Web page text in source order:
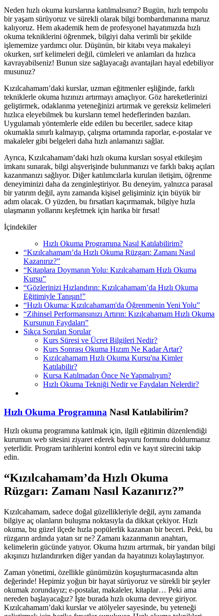
Neden hızlı okuma kurslarına katılmalısınız? Bugün, hızlı tempolu
bir yaşam sürüyoruz ve sürekli olarak bilgi bombardımanına maruz
kalıyoruz. Hem akademik hem de profesyonel hayatımızda hızlı
okuma tekniklerini öğrenmek, bilgiyi daha verimli bir şekilde
işlememize yardımcı olur. Düşünün, bir kitabı veya makaleyi
okurken, sırf kelimeleri değil, cümleleri ve anlamları da hızlıca
kavrayabilseniz! Bunun size sağlayacağı avantajları hayal edebiliyor
musunuz?
Kızılcahamam’daki kurslar, uzman eğitmenler eşliğinde, farklı
tekniklerle okuma hızınızı artırmayı amaçlıyor. Göz hareketlerinizi
geliştirmek, odaklanma yeteneğinizi artırmak ve gereksiz kelimeleri
hızlıca eleyebilmek bu kursların temel hedeflerinden bazıları.
Uygulamalı yöntemlerle elde edilen bu beceriler, sadece kitap
okumakla sınırlı kalmayıp, çalışma ortamında raporlar, e-postalar ve
makaleler gibi belgeleri daha hızlı anlamanızı sağlar.
Ayrıca, Kızılcahamam’daki hızlı okuma kursları sosyal etkileşim
imkanı sunarak, bilgi alışverişinde bulunmanızı ve farklı bakış açıları
kazanmanızı sağlıyor. Diğer katılımcılarla kurulan iletişim, öğrenme
deneyiminizi daha da zenginleştiriyor. Bu deneyim, yalnızca parasal
bir yatırım değil, aynı zamanda kişisel gelişiminiz için büyük bir
adım olacak. O yüzden, bu fırsatları kaçırmamak, bilgiye hızla
ulaşmanın yollarını keşfetmek için harika bir fırsat!
İçindekiler
Hızlı Okuma Programına Nasıl Katılabilirim?
“Kızılcahamam’da Hızlı Okuma Rüzgarı: Zamanı Nasıl
Kazanırız?”
“Kitaplara Doymanın Yolu: Kızılcahamam Hızlı Okuma
Kursu”
“Gözlerinizi Hızlandırın: Kızılcahamam’da Hızlı Okuma
Eğitimiyle Tanışın!”
“Hızlı Okuma: Kızılcahamam'da Öğrenmenin Yeni Yolu”
“Zihinsel Performansınızı Artırın: Kızılcahamam Hızlı Okuma
Kursunun Faydaları”
Sıkça Sorulan Sorular
Kurs Süresi ve Ücret Bilgileri Nedir?
Kurs Sonrası Okuma Hızım Ne Kadar Artar?
Kızılcahamam Hızlı Okuma Kursu'na Kimler
Katılabilir?
Kursa Katılmadan Önce Ne Yapmalıyım?
Hızlı Okuma Tekniği Nedir ve Faydaları Nelerdir?
Hızlı Okuma Programına Nasıl Katılabilirim?
Hızlı okuma programına katılmak için, ilgili eğitimin düzenlendiği
kurumun web sitesini ziyaret ederek başvuru formunu doldurmanız
yeterlidir. Program tarihlerini kontrol edin ve kayıt sürecini takip
edin.
“Kızılcahamam’da Hızlı Okuma
Rüzgarı: Zamanı Nasıl Kazanırız?”
Kızılcahamam, sadece doğal güzellikleriyle değil, aynı zamanda
bilgiye aç olanların buluşma noktasıyla da dikkat çekiyor. Hızlı
okuma, bu güzel ilçede hızla popülerlik kazanan bir beceri. Peki, bu
rüzgarın ardında yatan sır ne? Zamanı kazanmanın anahtarı,
kelimelerin gücünde yatıyor. Okuma hızını artırmak, bir yandan bilgi
akışınızı hızlandırırken diğer yandan da hayatınızı kolaylaştırıyor.
Zaman yönetimi, özellikle günümüzün koşuşturmacasında altın
değerinde! Hepimiz yoğun bir hayat sürüyoruz ve sürekli bir şeyler
okumak zorundayız; e-postalar, makaleler, kitaplar… Peki ama
nereden başlayacağız? İşte burada hızlı okuma devreye giriyor.
Kızılcahamam’daki kurslar ve atölyeler sayesinde, bu yeteneği